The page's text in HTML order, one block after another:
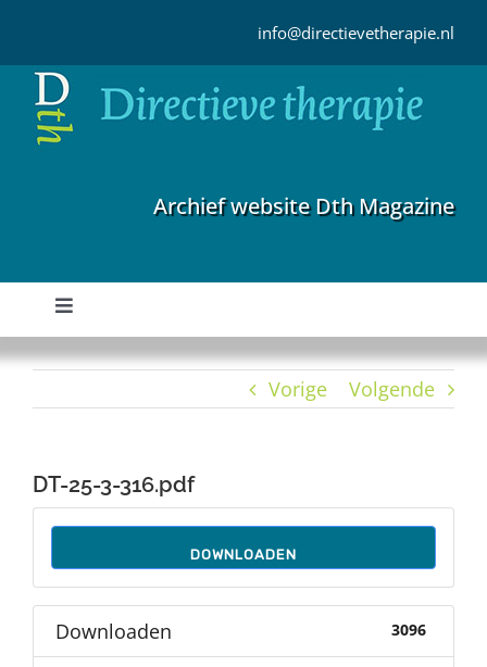
inhoud
info@directievetherapie.nl
Archief website Dth Magazine
Toggle
Navigation
Home
Auteurs
Over Dth
Vorige Volgende
DT-25-3-316.pdf
DOWNLOADEN
Downloaden 3096